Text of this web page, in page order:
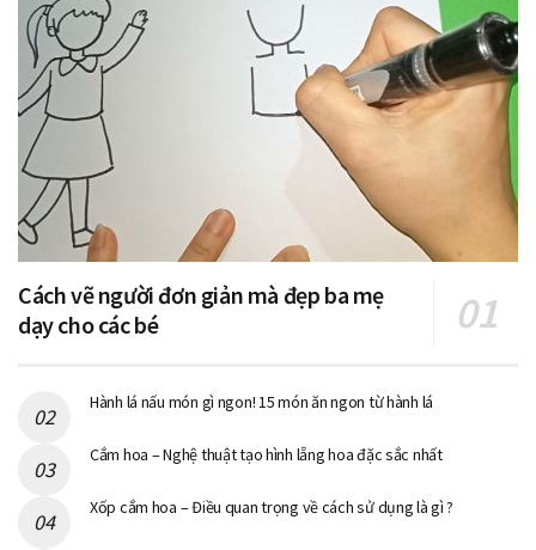
Cách vẽ người đơn giản mà đẹp ba mẹ
dạy cho các bé
Hành lá nấu món gì ngon! 15 món ăn ngon từ hành lá
Cắm hoa – Nghệ thuật tạo hình lẵng hoa đặc sắc nhất
Xốp cắm hoa – Điều quan trọng về cách sử dụng là gì ?